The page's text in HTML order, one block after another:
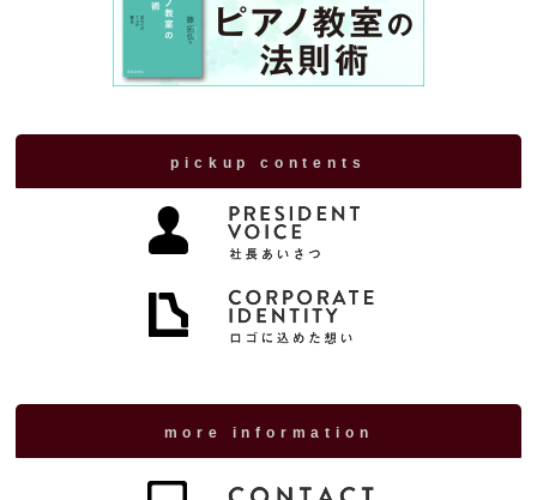
pickup contents
more information